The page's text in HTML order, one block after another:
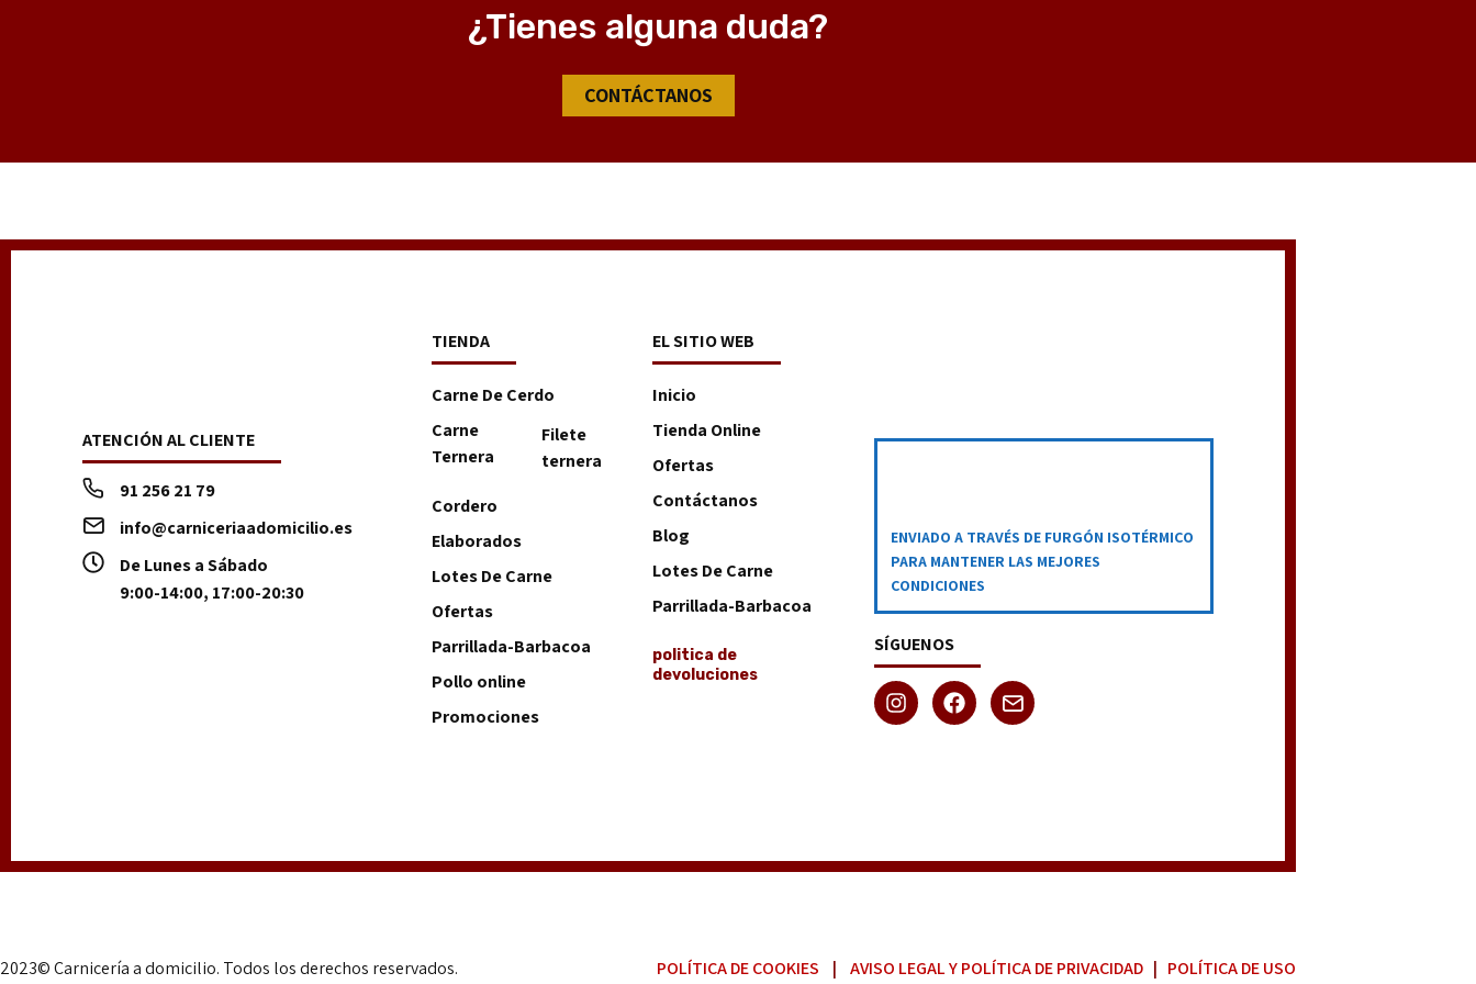
¿Tienes alguna duda?
CONTÁCTANOS
ATENCIÓN AL CLIENTE
91 256 21 79
info@carniceriaadomicilio.es
De Lunes a Sábado
9:00-14:00, 17:00-20:30
TIENDA
Carne De Cerdo
Carne
Ternera
Filete
ternera
Cordero
Elaborados
Lotes De Carne
Ofertas
Parrillada-Barbacoa
Pollo online
Promociones
EL SITIO WEB
Inicio
Tienda Online
Ofertas
Contáctanos
Blog
Lotes De Carne
Parrillada-Barbacoa
politica de
devoluciones
ENVIADO A TRAVÉS DE FURGÓN ISOTÉRMICO
PARA MANTENER LAS MEJORES
CONDICIONES
SÍGUENOS
2023© Carnicería a domicilio. Todos los derechos reservados. POLÍTICA DE COOKIES | AVISO LEGAL Y POLÍTICA DE PRIVACIDAD| POLÍTICA DE USO